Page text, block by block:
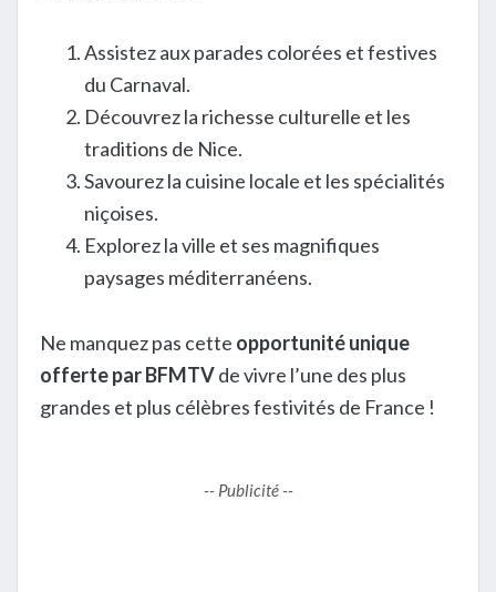
Assistez aux parades colorées et festives
du Carnaval.
Découvrez la richesse culturelle et les
traditions de Nice.
Savourez la cuisine locale et les spécialités
niçoises.
Explorez la ville et ses magnifiques
paysages méditerranéens.
Ne manquez pas cette opportunité unique
offerte par BFMTVde vivre l’une des plus
grandes et plus célèbres festivités de France !
-- Publicité --